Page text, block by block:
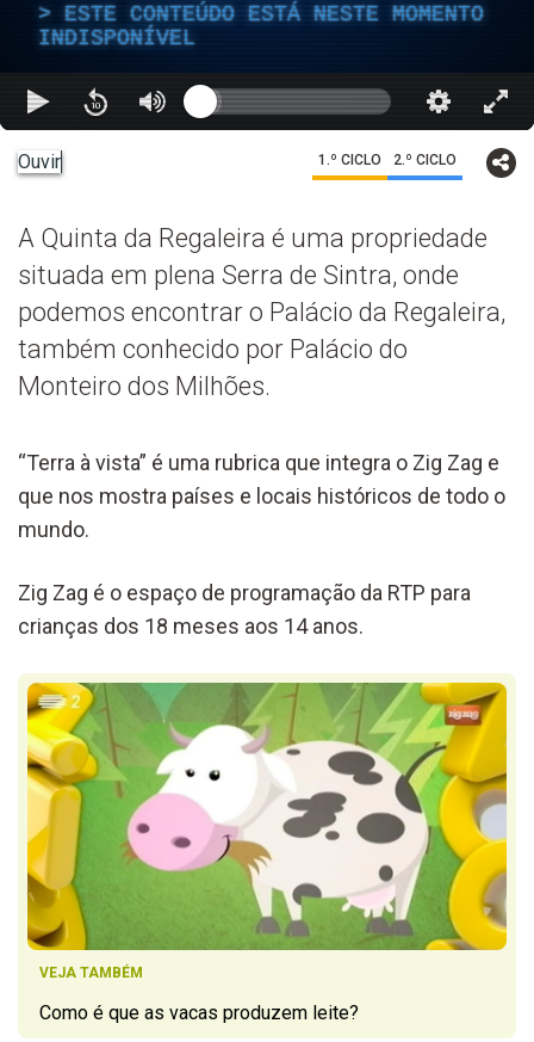
ESTE CONTEÚDO ESTÁ NESTE MOMENTO
INDISPONÍVEL
Ouvir 1.º CICLO 2.º CICLO
A Quinta da Regaleira é uma propriedade
situada em plena Serra de Sintra, onde
podemos encontrar o Palácio da Regaleira,
também conhecido por Palácio do
Monteiro dos Milhões.
“Terra à vista” é uma rubrica que integra o Zig Zag e
que nos mostra países e locais históricos de todo o
mundo.
Zig Zag é o espaço de programação da RTP para
crianças dos 18 meses aos 14 anos.
VEJA TAMBÉM
Como é que as vacas produzem leite?